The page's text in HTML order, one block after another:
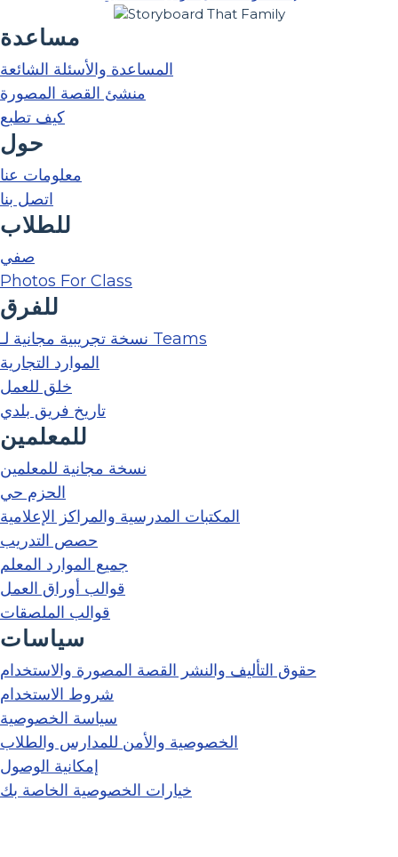
مساعدة
المساعدة والأسئلة الشائعة
منشئ القصة المصورة
كيف تطبع
حول
معلومات عنا
اتصل بنا
للطلاب
صفي
Photos For Class
للفرق
نسخة تجريبية مجانية لـ Teams
الموارد التجارية
خلق للعمل
تاريخ فريق بلدي
للمعلمين
نسخة مجانية للمعلمين
الحزم حي
المكتبات المدرسية والمراكز الإعلامية
حصص التدريب
جميع الموارد المعلم
قوالب أوراق العمل
قوالب الملصقات
سياسات
حقوق التأليف والنشر القصة المصورة والاستخدام
شروط الاستخدام
سياسة الخصوصية
الخصوصية والأمن للمدارس والطلاب
إمكانية الوصول
خيارات الخصوصية الخاصة بك